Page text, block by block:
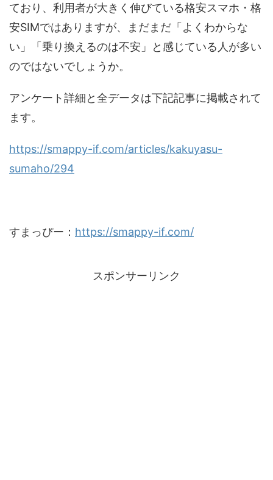
ており、利用者が大きく伸びている格安スマホ・格
安SIMではありますが、まだまだ「よくわからな
い」「乗り換えるのは不安」と感じている人が多い
のではないでしょうか。
アンケート詳細と全データは下記記事に掲載されて
ます。
https://smappy-if.com/articles/kakuyasu-
sumaho/294
すまっぴー： https://smappy-if.com/
スポンサーリンク